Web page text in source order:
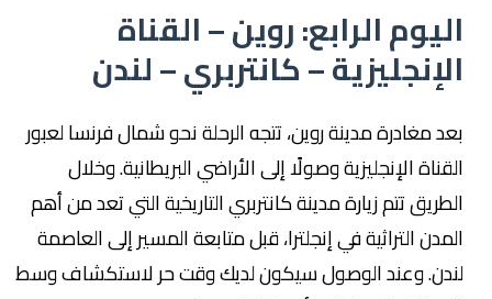
اليوم الرابع: روين – القناة
الإنجليزية – كانتربري – لندن
بعد مغادرة مدينة روين، تتجه الرحلة نحو شمال فرنسا لعبور
القناة الإنجليزية وصولًا إلى الأراضي البريطانية. وخلال
الطريق تتم زيارة مدينة كانتربري التاريخية التي تعد من أهم
المدن التراثية في إنجلترا، قبل متابعة المسير إلى العاصمة
لندن. وعند الوصول سيكون لديك وقت حر لاستكشاف وسط